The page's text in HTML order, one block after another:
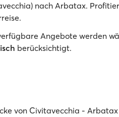
nach Arbatax.
Angebote werden
berücksichtigt.
von Civitavecchia - Arbatax